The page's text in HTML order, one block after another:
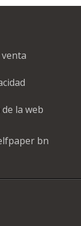
venta
la web